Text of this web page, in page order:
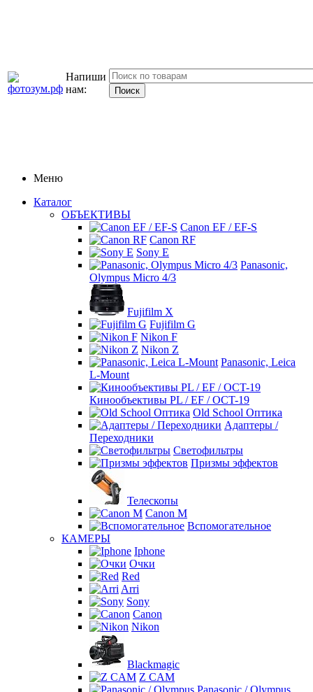
Напиши
нам:
Меню
Каталог
ОБЪЕКТИВЫ
Canon EF / EF-S
Canon RF
Sony E
Panasonic,
Olympus Micro 4/3
Fujifilm X
Fujifilm G
Nikon F
Nikon Z
Panasonic, Leica
L-Mount
Кинообъективы PL / EF / OCT-19
Old School Оптика
Адаптеры /
Переходники
Светофильтры
Призмы эффектов
Телескопы
Canon M
Вспомогательное
КАМЕРЫ
Iphone
Очки
Red
Arri
Sony
Canon
Nikon
Blackmagic
Z CAM
Panasonic / Olympus